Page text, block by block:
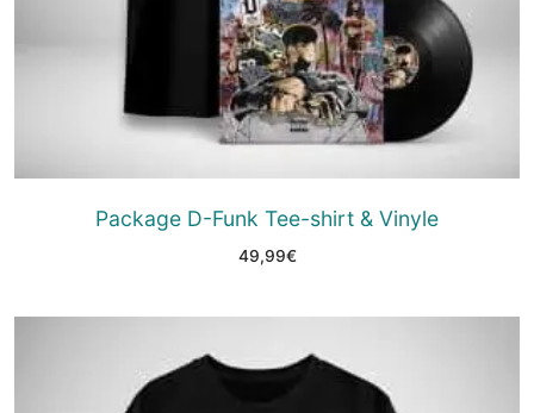
Package D-Funk Tee-shirt & Vinyle
49,99€